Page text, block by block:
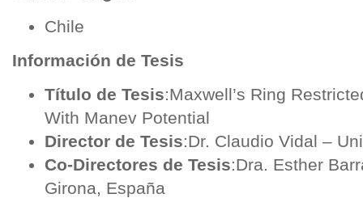
Chile
Información de Tesis
Título de Tesis:Maxwell’s Ring
With Manev Potential
Director de Tesis:Dr. Claudio Vidal –
Co-Directores de Tesis:Dra. Esther
Girona, España